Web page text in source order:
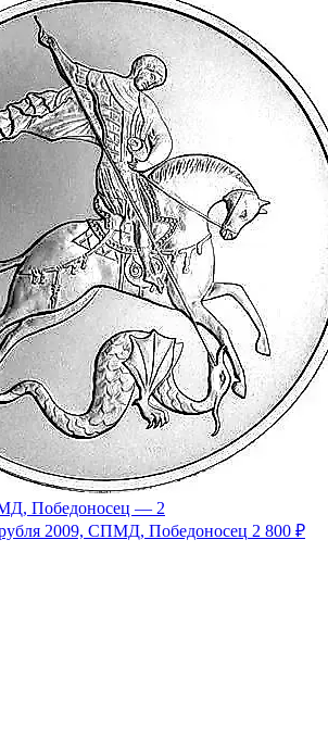
2009, СПМД, Победоносец 2 800 ₽